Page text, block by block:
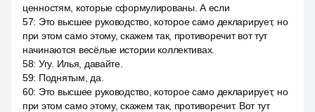
ценностям, которые сформулированы. А если
57: Это высшее руководство, которое само декларирует, но
при этом само этому, скажем так, противоречит вот тут
начинаются весёлые истории коллективах.
58: Угу. Илья, давайте.
59: Поднятым, да.
60: Это высшее руководство, которое само декларирует, но
при этом само этому, скажем так, противоречит. Вот тут